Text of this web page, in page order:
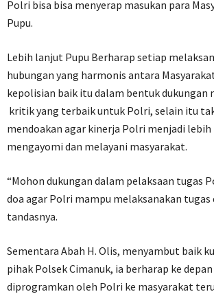
Polri bisa bisa menyerap masukan para
Pupu.
Lebih lanjut Pupu Berharap setiap
hubungan yang harmonis antara
kepolisian baik itu dalam bentuk dukungan
kritik yang terbaik untuk Polri, selain itu
mendoakan agar kinerja Polri menjadi lebih
mengayomi dan melayani masyarakat.
“Mohon dukungan dalam pelaksaan tugas
doa agar Polri mampu melaksanakan tugas
tandasnya.
Sementara Abah H. Olis, menyambut baik
pihak Polsek Cimanuk, ia berharap ke
diprogramkan oleh Polri ke masyarakat